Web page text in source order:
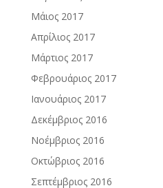
Μάιος 2017
Απρίλιος 2017
Μάρτιος 2017
Φεβρουάριος 2017
Ιανουάριος 2017
Δεκέμβριος 2016
Νοέμβριος 2016
Οκτώβριος 2016
Σεπτέμβριος 2016